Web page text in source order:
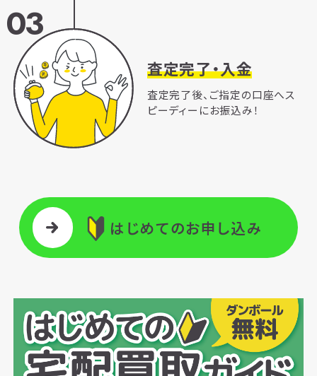
03
査定完了・入金
査定完了後、ご指定の口座へス
ピーディーにお振込み！
はじめてのお申し込み